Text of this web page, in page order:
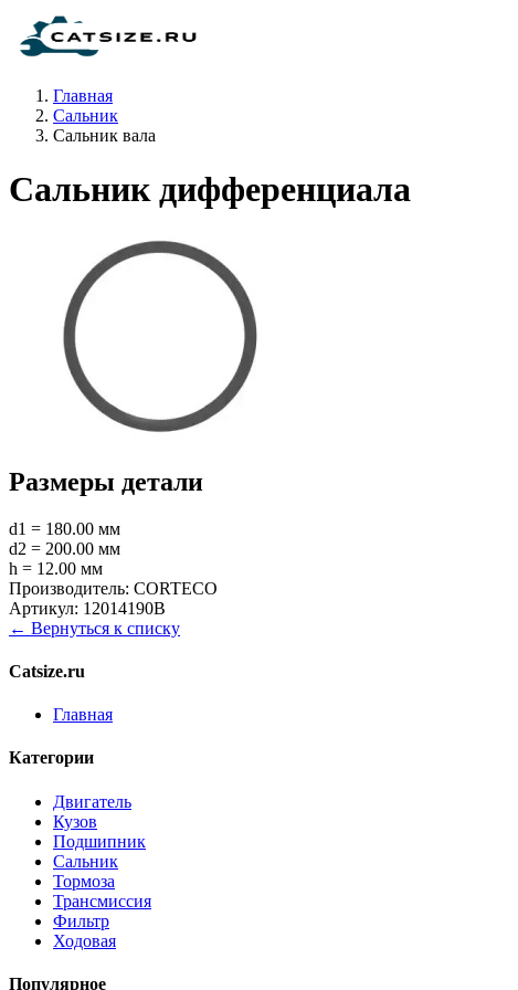
Главная
Сальник
Сальник вала
Сальник дифференциала
Размеры детали
d1 = 180.00 мм
d2 = 200.00 мм
h = 12.00 мм
Производитель: CORTECO
Артикул: 12014190B
← Вернуться к списку
Catsize.ru
Главная
Категории
Двигатель
Кузов
Подшипник
Сальник
Тормоза
Трансмиссия
Фильтр
Ходовая
Популярное